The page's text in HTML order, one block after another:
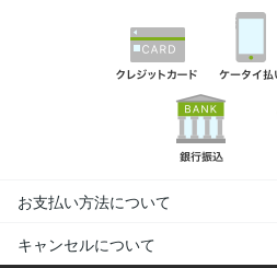
お支払い方法について
キャンセルについて